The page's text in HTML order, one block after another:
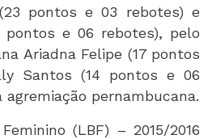
pontos e 03 rebotes) e
pontos e 06 rebotes), pelo
Ariadna Felipe (17 pontos
Santos (14 pontos e 06
pernambucana.
(LBF) – 2015/2016